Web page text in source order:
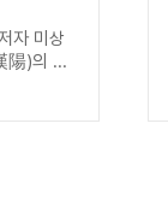
자 미상
陽)의 ...